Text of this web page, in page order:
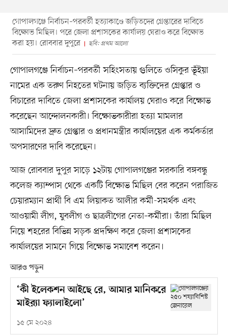
গোপালগঞ্জে নির্বাচন–পরবর্তী হত্যাকাণ্ডে জড়িতদের গ্রেপ্তারের দাবিতে
বিক্ষোভ মিছিল। পরে জেলা প্রশাসকের কার্যালয় ঘেরাও করে বিক্ষোভ
করা হয়। রোববার দুপুরে
ছবি: প্রথম আলো
গোপালগঞ্জে নির্বাচন–পরবর্তী সহিংসতায় গুলিতে ওসিকুর ভূঁইয়া
নামের এক তরুণ নিহতের ঘটনায় জড়িত ব্যক্তিদের গ্রেপ্তার ও
বিচারের দাবিতে জেলা প্রশাসকের কার্যালয় ঘেরাও করে বিক্ষোভ
করেছেন আন্দোলনকারী। বিক্ষোভকারীরা হত্যা মামলার
আসামিদের দ্রুত গ্রেপ্তার ও প্রধানমন্ত্রীর কার্যালয়ের এক কর্মকর্তার
অপসারণের দাবি করেছেন।
আজ রোববার দুপুর সাড়ে ১২টায় গোপালগঞ্জের সরকারি বঙ্গবন্ধু
কলেজ ক্যাম্পাস থেকে একটি বিক্ষোভ মিছিল বের করেন পরাজিত
চেয়ারম্যান প্রার্থী বি এম লিয়াকত আলীর কর্মী-সমর্থক এবং
আওয়ামী লীগ, যুবলীগ ও ছাত্রলীগের নেতা–কর্মীরা। তাঁরা মিছিল
নিয়ে শহরের বিভিন্ন সড়ক প্রদক্ষিণ করে জেলা প্রশাসকের
কার্যালয়ের সামনে গিয়ে বিক্ষোভ সমাবেশ করেন।
আরও পড়ুন
‘কী ইলেকশন আইছে রে, আমার মানিকরে
মাইর‍্যা ফ্যালাইলো’
১৫ মে ২০২৪